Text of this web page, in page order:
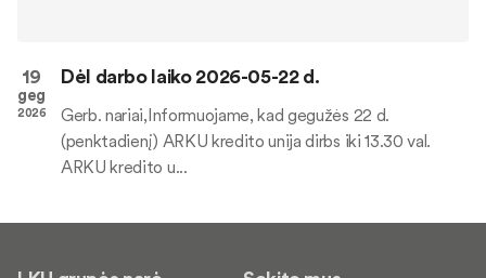
19
geg
2026
Dėl darbo laiko 2026-05-22 d.
Gerb. nariai,Informuojame, kad gegužės 22 d.
(penktadienį) ARKU kredito unija dirbs iki 13.30 val.
ARKU kredito u...